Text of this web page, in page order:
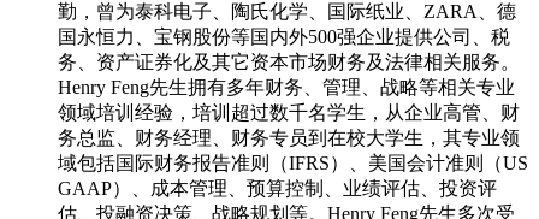
勤，曾为泰科电子、陶氏化学、国际纸业、ZARA、德
国永恒力、宝钢股份等国内外500强企业提供公司、税
务、资产证券化及其它资本市场财务及法律相关服务。
Henry Feng先生拥有多年财务、管理、战略等相关专业
领域培训经验，培训超过数千名学生，从企业高管、财
务总监、财务经理、财务专员到在校大学生，其专业领
域包括国际财务报告准则（IFRS）、美国会计准则（US
GAAP）、成本管理、预算控制、业绩评估、投资评
估、投融资决策、战略规划等。Henry Feng先生多次受